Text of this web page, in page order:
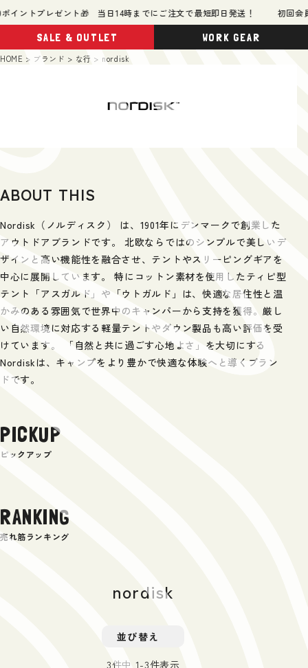
ントプレゼント🎁 当日14時までにご注文で最短即日発送！ 初回会
WORK GEAR
HOME ブランド な行 nordisk
ABOUT THIS
Nordisk（ノルディスク） は、1901年にデンマークで創業した
アウトドアブランドです。 北欧ならではのシンプルで美しいデ
ザインと高い機能性を融合させ、テントやスリーピングギアを
中心に展開しています。 特にコットン素材を使用したティピ型
テント「アスガルド」や「ウトガルド」は、快適な居住性と温
かみのある雰囲気で世界中のキャンパーから支持を獲得。厳し
い自然環境に対応する軽量テントやダウン製品も高い評価を受
けています。 「自然と共に過ごす心地よさ」を大切にする
Nordiskは、キャンプをより豊かで快適な体験へと導くブラン
ドです。
PICKUP
ピックアップ
RANKING
売れ筋ランキング
nordisk
並び替え
3件中 1-3件表示
SALE & OUTLET